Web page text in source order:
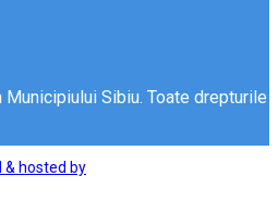
Sibiu. Toate drepturile
hosted by